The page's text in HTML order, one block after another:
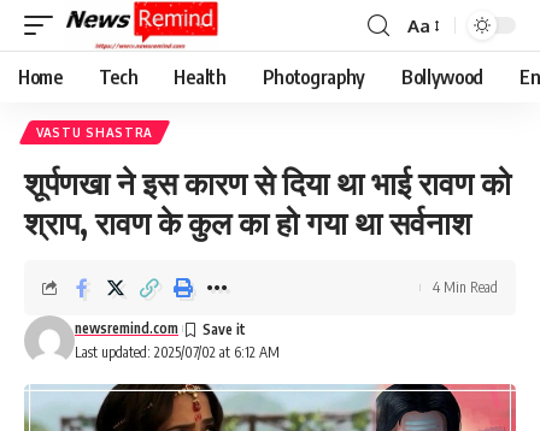
Font
Resizer
Aa
Home Tech Health Photography Bollywood
VASTU SHASTRA
शूर्पणखा ने इस कारण से दिया था भाई रावण को
श्राप, रावण के कुल का हो गया था सर्वनाश
Last updated: 2025/07/02 at 6:12 AM
newsremind.com
4 Min Read